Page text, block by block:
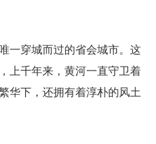
一穿城而过的省会城市。这
上千年来，黄河一直守卫着
华下，还拥有着淳朴的风土